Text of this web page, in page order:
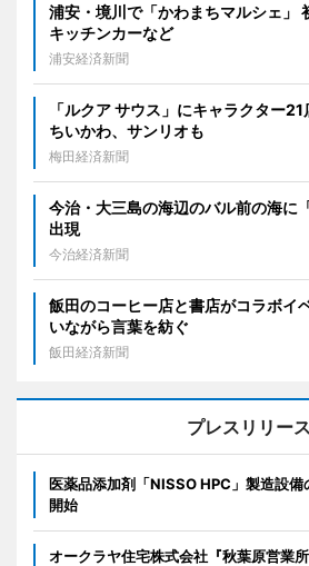
浦安・境川で「かわまちマルシェ」
キッチンカーなど
浦安経済新聞
「ルクア サウス」にキャラクター
ちいかわ、サンリオも
梅田経済新聞
今治・大三島の海辺のバル前の海
出現
今治経済新聞
飯田のコーヒー店と書店がコラボ
いながら言葉を紡ぐ
飯田経済新聞
プレスリリース
医薬品添加剤「NISSO HPC」製造設
開始
オークラヤ住宅株式会社『秋葉原営業